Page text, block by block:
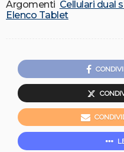
Argomenti Cellulari dual
Elenco Tablet